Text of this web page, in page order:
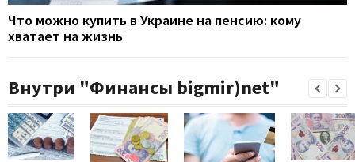
Что можно купить в Украине на пенсию: кому
хватает на жизнь
Внутри "Финансы bigmir)net"